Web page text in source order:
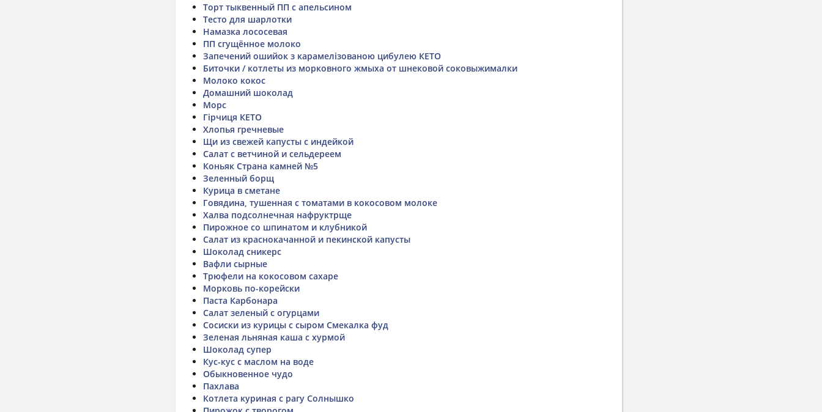
Торт тыквенный ПП с апельсином
Тесто для шарлотки
Намазка лососевая
ПП сгущённое молоко
Запечений ошийок з карамелізованою цибулею КЕТО
Биточки / котлеты из морковного жмыха от шнековой соковыжималки
Молоко кокос
Домашний шоколад
Морс
Гірчиця КЕТО
Хлопья гречневые
Щи из свежей капусты с индейкой
Салат с ветчиной и сельдереем
Коньяк Страна камней №5
Зеленный борщ
Курица в сметане
Говядина, тушенная с томатами в кокосовом молоке
Халва подсолнечная нафруктрще
Пирожное со шпинатом и клубникой
Салат из краснокачанной и пекинской капусты
Шоколад сникерс
Вафли сырные
Трюфели на кокосовом сахаре
Морковь по-корейски
Паста Карбонара
Салат зеленый с огурцами
Сосиски из курицы с сыром Смекалка фуд
Зеленая льняная каша с хурмой
Шоколад супер
Кус-кус с маслом на воде
Обыкновенное чудо
Пахлава
Котлета куриная с рагу Солнышко